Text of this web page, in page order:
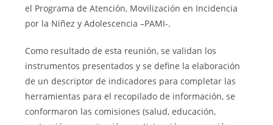
el Programa de Atención, Movilización en Incidencia
por la Niñez y Adolescencia –PAMI-.
Como resultado de esta reunión, se validan los
instrumentos presentados y se define la elaboración
de un descriptor de indicadores para completar las
herramientas para el recopilado de información, se
conformaron las comisiones (salud, educación,